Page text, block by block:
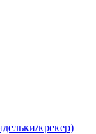
крекер)